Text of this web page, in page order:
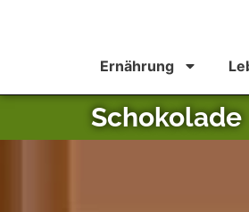
Ernährung
Schokolade